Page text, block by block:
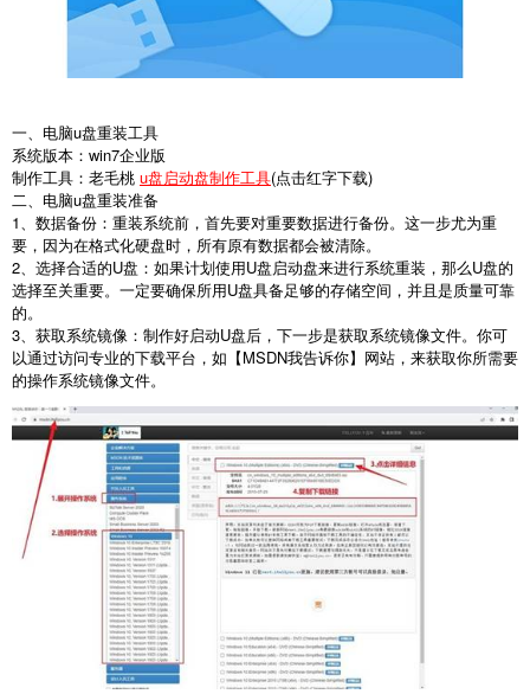
一、电脑u盘重装工具
系统版本：win7企业版
制作工具：老毛桃 u盘启动盘制作工具(点击红字下载)
二、电脑u盘重装准备
1
、数据备份：重装系统前，首先要对重要数据进行备份。这一步尤为重
要，因为在格式化硬盘时，所有原有数据都会被清除。
2 、选择合适的U盘：如果计划使用U盘启动盘来进行系统重装，那么U盘的
选择至关重要。一定要确保所用U盘具备足够的存储空间，并且是质量可靠
的。
3 、获取系统镜像：制作好启动U盘后，下一步是获取系统镜像文件。你可
以通过访问专业的下载平台，如【MSDN我告诉你】网站，来获取你所需要
的操作系统镜像文件。